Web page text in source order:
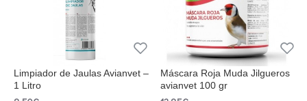
Limpiador de Jaulas Avianvet –
1 Litro
Máscara Roja Muda Jilgueros
avianvet 100 gr